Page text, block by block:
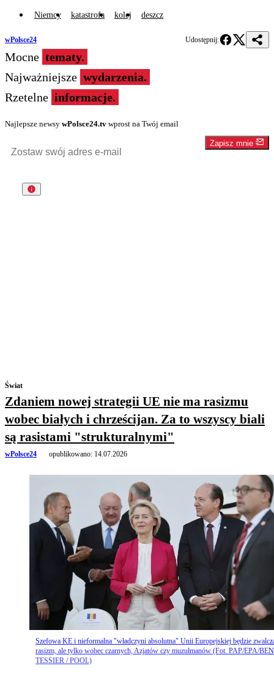
Niemcy katastrofa kolej deszcz
wPolsce24 Udostępnij:
Mocne tematy.
Najważniejsze wydarzenia.
Rzetelne informacje.
Najlepsze newsy wPolsce24.tv wprost na Twój email
Zapisz mnie
Świat
Zdaniem nowej strategii UE nie ma rasizmu
wobec białych i chrześcijan. Za to wszyscy biali
są rasistami "strukturalnymi"
wPolsce24 opublikowano: 14.07.2026
Szefowa KE i nieformalna "władczyni absolutna" Unii Europejskiej będzie
rasizm, ale tylko wobec czarnych, Azjatów czy muzułmanów (Fot. PAP/EPA/
TESSIER / POOL)